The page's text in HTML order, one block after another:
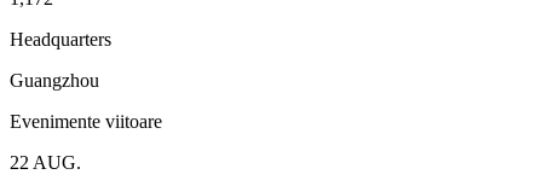
Headquarters
Guangzhou
Evenimente viitoare
22 AUG.